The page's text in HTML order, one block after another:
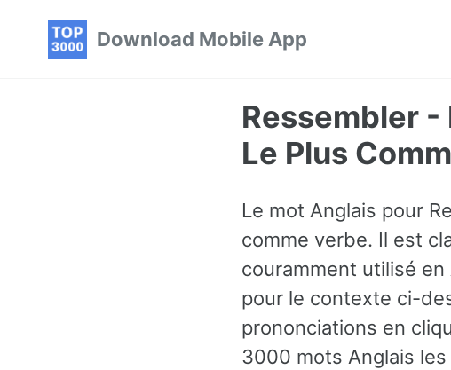
Download Mobile App
Ressembler -
Le Plus
Le mot Anglais pour
comme verbe. Il est
couramment utilisé
pour le contexte ci-
prononciations en
3000 mots Anglais